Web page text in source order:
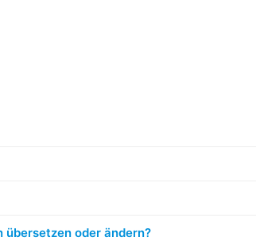
übersetzen oder ändern?